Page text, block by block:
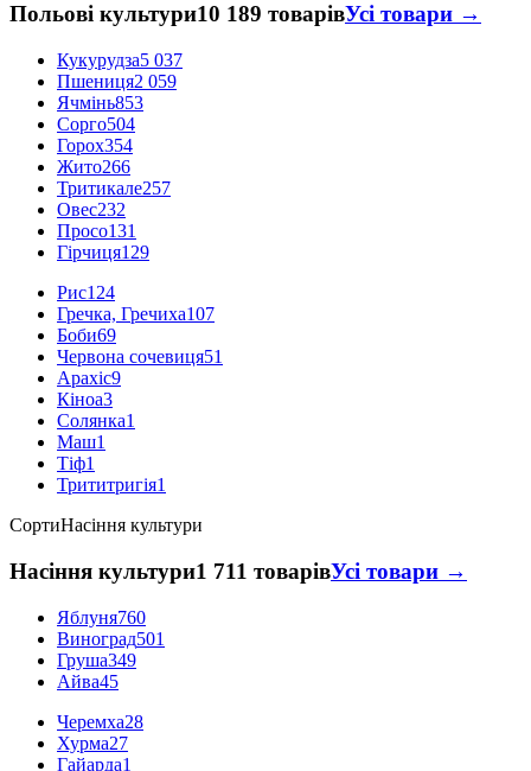
Польові культури10 189 товарівУсі товари →
Кукурудза5 037
Пшениця2 059
Ячмінь853
Сорго504
Горох354
Жито266
Тритикале257
Овес232
Просо131
Гірчиця129
Рис124
Гречка, Гречиха107
Боби69
Червона сочевиця51
Арахіс9
Кіноа3
Солянка1
Маш1
Тіф1
Трититригія1
СортиНасіння культури
Насіння культури1 711 товарівУсі товари →
Яблуня760
Виноград501
Груша349
Айва45
Черемха28
Хурма27
Гайарда1